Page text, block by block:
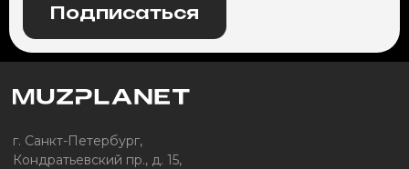
Подписаться
г. Санкт-Петербург,
Кондратьевский пр., д. 15,